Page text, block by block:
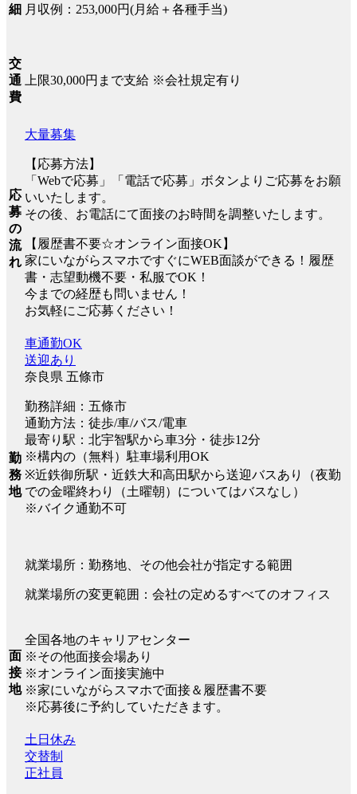
細 月収例：253,000円(月給＋各種手当)
交
通
費
上限30,000円まで支給 ※会社規定有り
応
募
の
流
れ
大量募集
【応募方法】
「Webで応募」「電話で応募」ボタンよりご応募をお願
いいたします。
その後、お電話にて面接のお時間を調整いたします。
【履歴書不要☆オンライン面接OK】
家にいながらスマホですぐにWEB面談ができる！履歴
書・志望動機不要・私服でOK！
今までの経歴も問いません！
お気軽にご応募ください！
勤
務
地
車通勤OK
送迎あり
奈良県 五條市
勤務詳細：五條市
通勤方法：徒歩/車/バス/電車
最寄り駅：北宇智駅から車3分・徒歩12分
※構内の（無料）駐車場利用OK
※近鉄御所駅・近鉄大和高田駅から送迎バスあり（夜勤
での金曜終わり（土曜朝）についてはバスなし）
※バイク通勤不可
就業場所：勤務地、その他会社が指定する範囲
就業場所の変更範囲：会社の定めるすべてのオフィス
面
接
地
全国各地のキャリアセンター
※その他面接会場あり
※オンライン面接実施中
※家にいながらスマホで面接＆履歴書不要
※応募後に予約していただきます。
土日休み
交替制
正社員